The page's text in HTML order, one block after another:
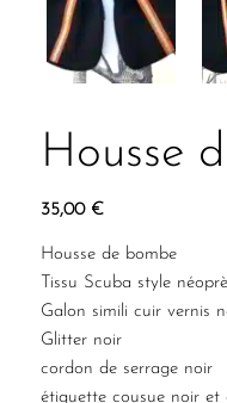
Housse
35,00 €
Housse de bombe
Tissu Scuba style
Galon simili cuir vernis
Glitter noir
cordon de serrage noir
étiquette cousue noir et